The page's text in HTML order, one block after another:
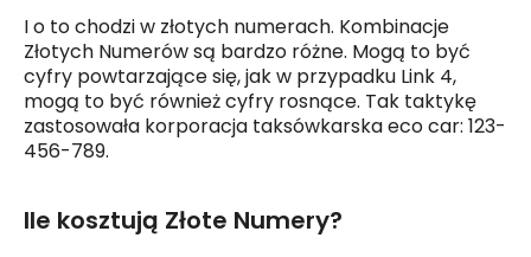
I o to chodzi w złotych numerach. Kombinacje
Złotych Numerów są bardzo różne. Mogą to być
cyfry powtarzające się, jak w przypadku Link 4,
mogą to być również cyfry rosnące. Tak taktykę
zastosowała korporacja taksówkarska eco car: 123-
456-789.
Ile kosztują Złote Numery?